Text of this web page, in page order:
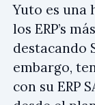
Yuto es una
los ERP’s
destacando
embargo,
con su ERP